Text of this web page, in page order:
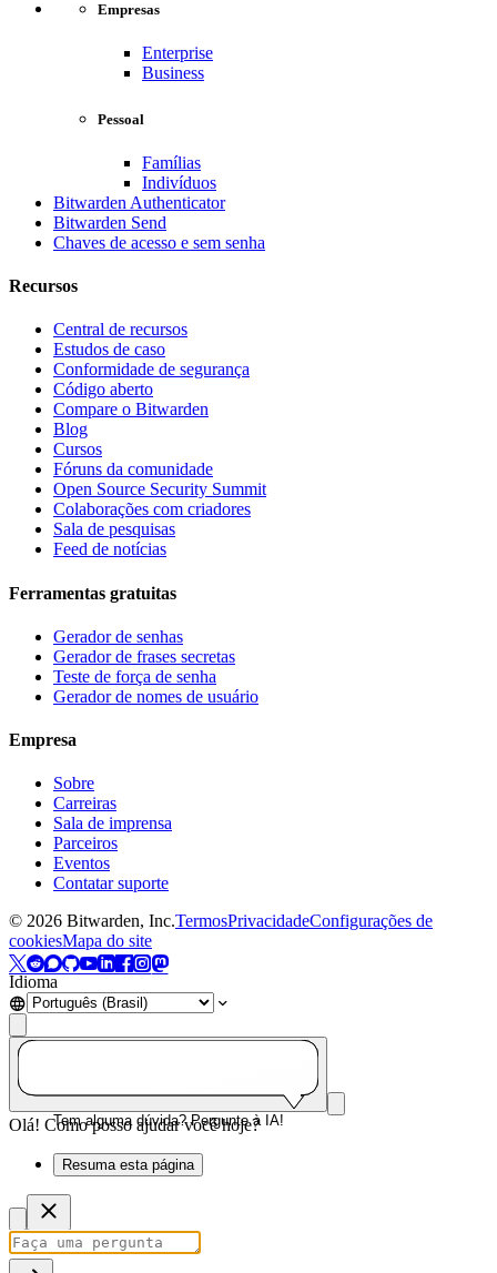
Empresas
Enterprise
Business
Pessoal
Famílias
Indivíduos
Bitwarden Authenticator
Bitwarden Send
Chaves de acesso e sem senha
Recursos
Central de recursos
Estudos de caso
Conformidade de segurança
Código aberto
Compare o Bitwarden
Blog
Cursos
Fóruns da comunidade
Open Source Security Summit
Colaborações com criadores
Sala de pesquisas
Feed de notícias
Ferramentas gratuitas
Gerador de senhas
Gerador de frases secretas
Teste de força de senha
Gerador de nomes de usuário
Empresa
Sobre
Carreiras
Sala de imprensa
Parceiros
Eventos
Contatar suporte
© 2026 Bitwarden, Inc.TermosPrivacidadeConfigurações de
cookiesMapa do site
Idioma
Tem alguma dúvida? Pergunte à IA!
Olá! Como posso ajudar você hoje?
Resuma esta página